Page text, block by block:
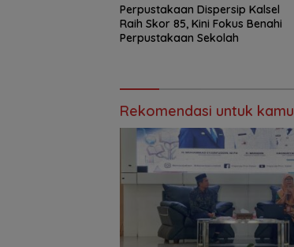
Perpustakaan Dispersip Kalsel
Raih Skor 85, Kini Fokus Benahi
Perpustakaan Sekolah
Rekomendasi untuk kamu